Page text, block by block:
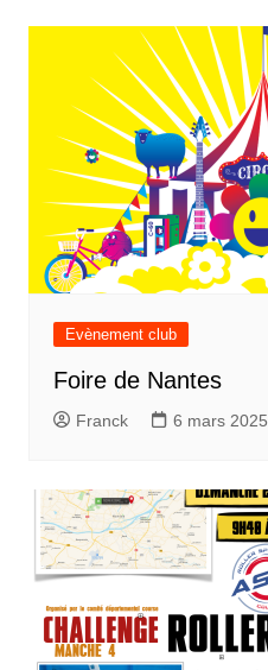
Evènement club
Foire de Nantes
Franck 6 mars 2025